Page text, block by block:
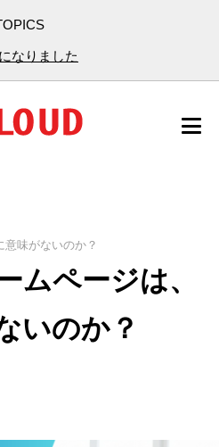
なりました
味がないのか？
ムページは、
いのか？